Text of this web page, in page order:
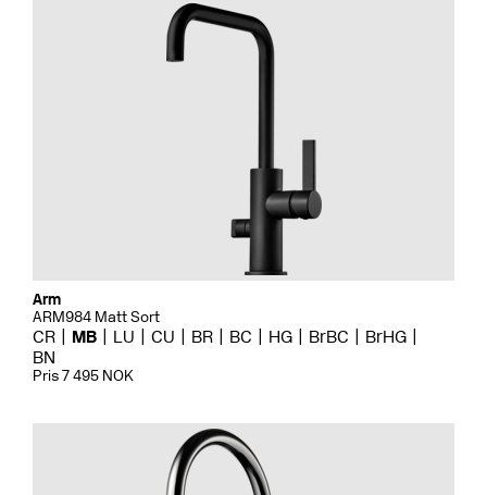
Arm
ARM984 Matt Sort
CR MB LU CU BR BC HG BrBC
BrHG
BN
Pris 7 495 NOK